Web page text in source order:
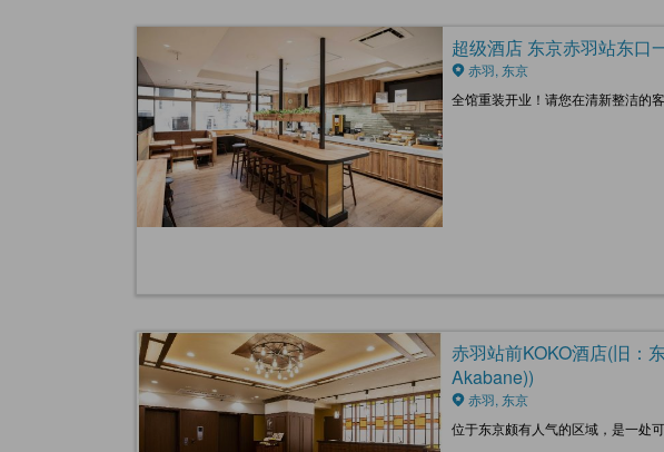
超级酒店 东京赤羽站东口
赤羽, 东京
全馆重装开业！请您在清新整洁的
赤羽站前KOKO酒店(旧：
Akabane))
赤羽, 东京
位于东京颇有人气的区域，是一处可